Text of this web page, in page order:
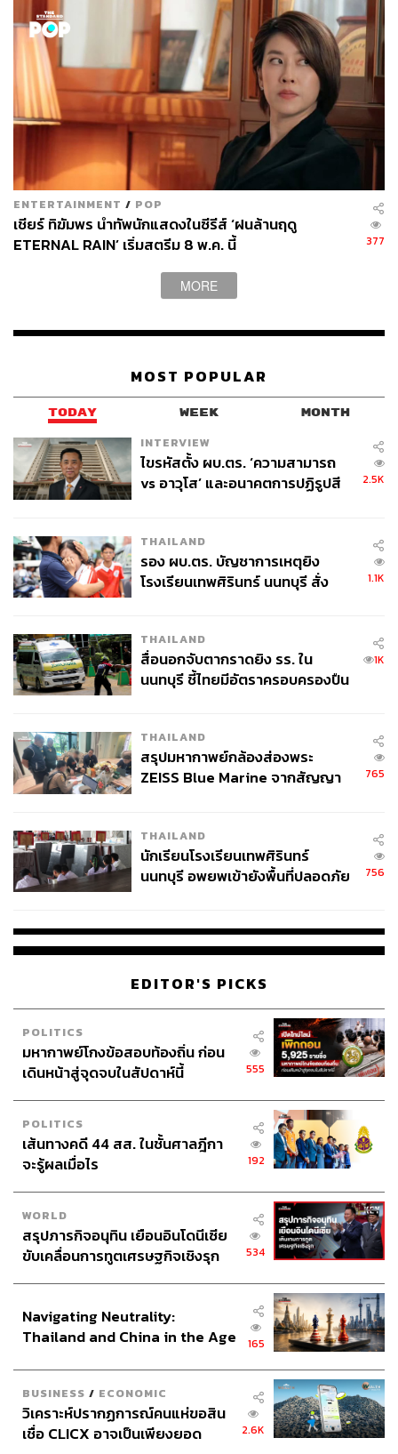
วันนี้เป็นงาน Press Conference ครั้งแรกด้วย เล่าให้
ทังจุนซัง:เท่าที่ผมดูฟีดแบ็กจากโซเชียลมีเดียต่างๆ ในเรื่อง
Crash Landing on Youมีแฟนๆ ทั่วโลกที่ชอบซีรีส์เรื่องนี้นะ
ครับ พอได้มารับบทเป็นนักแสดงหลักในเรื่องMove to
Heavenผมดีใจและเป็นเกียรติมากครับที่ได้ร่วมงานกับทาง
Netflix อีกครั้ง สำหรับการแสดง คาแรกเตอร์ในเรื่องนี้ค่อน
เขียนบทรวมถึงผู้กำกับค่อนข้างมาก นอกจากนี้ทั้งพี่อีเจฮุน
และฮงซึงฮีก็ช่วยทำให้ผมรู้สึกผ่อนคลายมากขึ้น ลดความ
กดดันได้มากเลยครับ ผมได้เรียนรู้อะไรหลายอย่างและเติบโต
ผู้ชมหลายๆ คนอาจจะไม่รู้จักกับอาการแอสเพอร์เกอร์
คุณอยากจะแนะนำอะไรเพื่อให้คนเข้าใจอาการแอสเพอร์
เกอร์มากขึ้นไหม
ทังจุนซัง:อาการแอสเพอร์เกอร์จะทำให้การแสดงออกความ
รู้สึก การเข้าใจอารมณ์ความรู้สึกต่างๆ ได้ไม่ดีเท่าไร สื่อสาร
กับอีกฝ่ายได้ยาก เช่น เวลาได้ยินใครพูดอะไร ก็จะเข้าใจตาม
คำพูดนั้นตรงๆ เลย หรือถ้ามีสิ่งที่คิดว่าจะต้องทำ ก็จะต้อง
พัฒนาการที่ดีในเรื่องของความจำที่เป็นเลิศ อย่างตัวกือรูเอง
ถ้าได้เห็นคู่มือสินค้า หรือรายชื่อชนิดปลาแค่ครั้งเดียว ก็
สามารถท่องสิ่งที่เห็นออกมาได้ยาวๆ เลยครับ
ความลำบากในการแสดงอารมณ์หรือสีหน้าท่าทางต่างๆ ผม
เพื่ออ้างอิงจากคาแรกเตอร์ของตัวเอกที่ทีอา
การคล้ายๆ กันนี้ ซึ่งช่วยได้มากครับ
เกี่ยวกับอาชีพ Trauma Cleaner ล่ะ อธิบายราย
ละเอียดให้ฟังหน่อย และคุณได้ศึกษาเรื่องนี้เพิ่มเติม
อย่างไรบ้าง
ทังจุนซัง:Trauma Cleaner เป็นอาชีพที่ค่อนข้างใหม่ ซึ่งไม่
ได้แค่ทำความสะอาด จัดการข้าวของเครื่องใช้เพียงอย่าง
เดียว แต่ยังช่วยจัดการด้านจิตใจให้กับคนที่อยู่ข้างหลังให้ก้าว
ข้ามผ่านความโศกเศร้าและปมในจิตใจ
ตอนผมอ่านบทครั้งแรก ผมก็ต้องไปทำความเข้าใจกับอาชีพนี้
อ่านหนังสือเกี่ยวกับอาชีพนี้ ซึ่งทำให้ผมมีมุมมองที่เปลี่ยนไป
เลยครับMove to Heavenทำให้ผมคิดและมองย้อนกลับไปใน
ชีวิตของผมเองว่ามีอะไรเกิดขึ้นบ้างและผมคิดว่าเป็นสิ่งที่ผู้
ชมจะสัมผัสได้เช่นกัน ผมพยายามจะถ่ายทอดเรื่องราวต่างๆ
ผ่านการแสดงของผมและหวังว่ามันจะสามารถถ่ายทอดไปถึง
ผู้ชม รวมถึงการนำเสนอมุมมองของอาชีพ Trauma
Cleaners และความกดดันของพวกเขาในอาชีพนี้ด้วยครับ
ความตายอาจถูกตีความถึงสิ่งที่น่าโศกเศร้าหรือการ
ENTERTAINMENT / POP
เชียร์ ทิฆัมพร นำทัพนักแสดงในซีรีส์ ‘ฝนล้านฤดู
ETERNAL RAIN’ เริ่มสตรีม 8 พ.ค. นี้
377
MORE
MOST POPULAR
TODAY WEEK MONTH
INTERVIEW
ไขรหัสตั้ง ผบ.ตร. ‘ความสามารถ
vs อาวุโส’ และอนาคตการปฏิรูปสี
2.5K
THAILAND
รอง ผบ.ตร. บัญชาการเหตุยิง
โรงเรียนเทพศิรินทร์ นนทบุรี สั่ง
1.1K
THAILAND
สื่อนอกจับตากราดยิง รร. ใน
นนทบุรี ชี้ไทยมีอัตราครอบครองปืน
1K
THAILAND
สรุปมหากาพย์กล้องส่องพระ
ZEISS Blue Marine จากสัญญา
จ่ายหนี้-แอบระบุแบรนด์
765
THAILAND
นักเรียนโรงเรียนเทพศิรินทร์
นนทบุรี อพยพเข้ายังพื้นที่ปลอดภัย
756
EDITOR'S PICKS
POLITICS
มหากาพย์โกงข้อสอบท้องถิ่น ก่อน
เดินหน้าสู่จุดจบในสัปดาห์นี้
555
POLITICS
เส้นทางคดี 44 สส. ในชั้นศาลฎีกา
จะรู้ผลเมื่อไร
192
WORLD
สรุปภารกิจอนุทิน เยือนอินโดนีเซีย
ขับเคลื่อนการทูตเศรษฐกิจเชิงรุก
534
Navigating Neutrality:
Thailand and China in the Age
165
BUSINESS / ECONOMIC
วิเคราะห์ปรากฏการณ์คนแห่ขอสิน
เชื่อ CLICX อาจเป็นเพียงยอด
2.6K